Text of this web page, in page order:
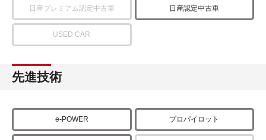
日産プレミアム認定中古車 日産認定中古車
USED CAR
先進技術
e-POWER プロパイロット